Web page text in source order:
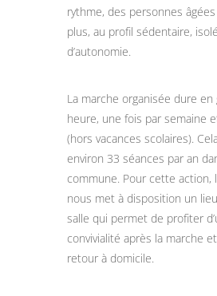
rythme, des personnes
plus, au profil sédentaire,
d’autonomie.
La marche organisée dure en
heure, une fois par semaine
(hors vacances scolaires).
environ 33 séances par an
commune. Pour cette action,
nous met à disposition un
salle qui permet de profiter
convivialité après la marche
retour à domicile.